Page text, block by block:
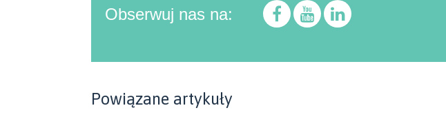
Obserwuj nas na:
Powiązane artykuły